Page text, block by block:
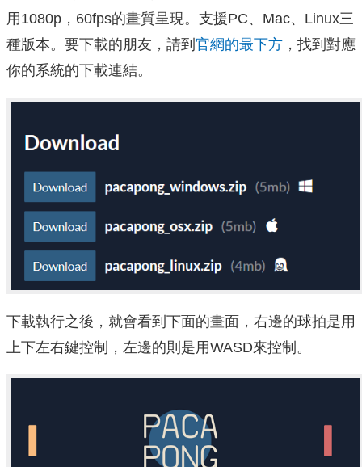
用1080p，60fps的畫質呈現。支援PC、Mac、Linux三
種版本。要下載的朋友，請到 官網的最下方 ，找到對應
你的系統的下載連結。
下載執行之後，就會看到下面的畫面，右邊的球拍是用
上下左右鍵控制，左邊的則是用WASD來控制。